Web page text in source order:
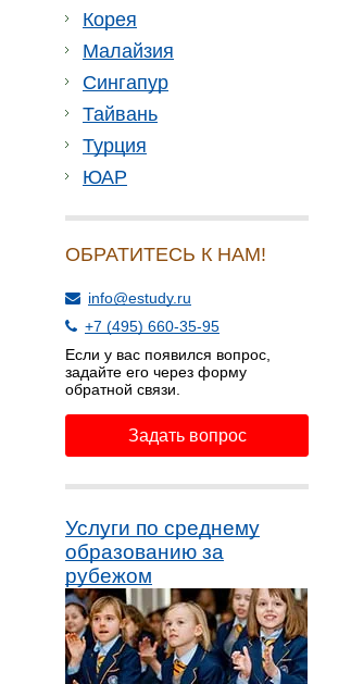
Корея
Малайзия
Сингапур
Тайвань
Турция
ЮАР
ОБРАТИТЕСЬ К НАМ!
info@estudy.ru
+7 (495) 660-35-95
Если у вас появился вопрос,
задайте его через форму
обратной связи.
Задать вопрос
Услуги по среднему
образованию за
рубежом